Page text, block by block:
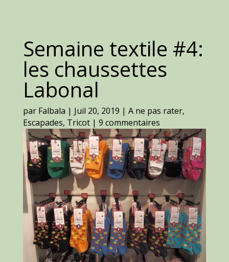
Semaine textile #4:
les chaussettes
Labonal
par Falbala | Juil 20, 2019 | A ne pas rater,
Escapades, Tricot| 9 commentaires